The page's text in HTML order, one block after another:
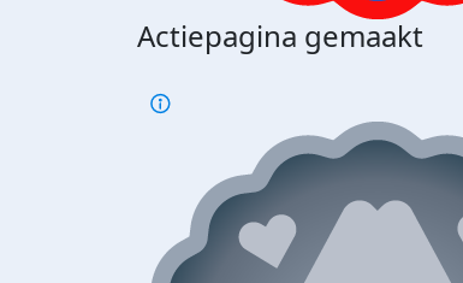
Actiepagina gemaakt